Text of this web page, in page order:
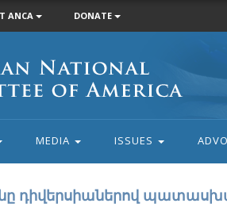
ANCA DONATE
MEDIA ISSUES
դիվերսիաներով